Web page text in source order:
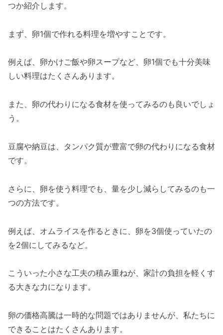
つか紹介します。
まず、卵1個で作れる料理を増やすことです。
例えば、卵かけご飯や卵スープなど、卵1個でも十分美味
しい料理はたくさんあります。
また、卵の代わりになる食材を使ってみるのも良いでしょ
う。
豆腐や納豆は、タンパク質が豊富で卵の代わりになる食材
です。
さらに、卵を使う料理でも、量を少し減らしてみるのも一
つの方法です。
例えば、オムライスを作るときに、卵を3個使っていたの
を2個にしてみるなど。
こういった小さな工夫の積み重ねが、家計の負担を軽くす
る大きな力になります。
卵の価格高騰は一時的な問題ではありませんが、私たちに
できることはたくさんあります。